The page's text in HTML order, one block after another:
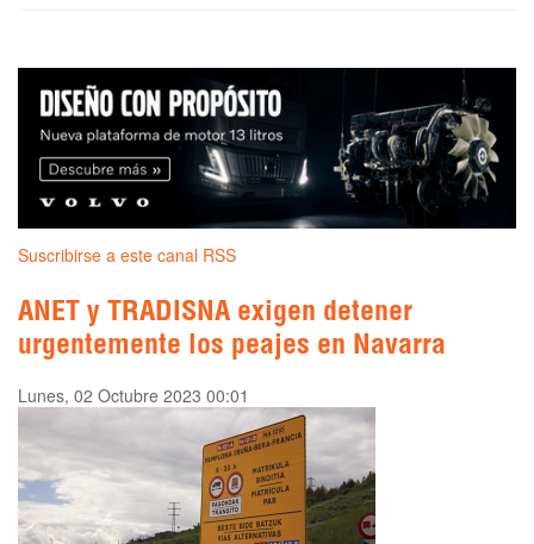
Suscribirse a este canal RSS
ANET y TRADISNA exigen detener
urgentemente los peajes en Navarra
Lunes, 02 Octubre 2023 00:01